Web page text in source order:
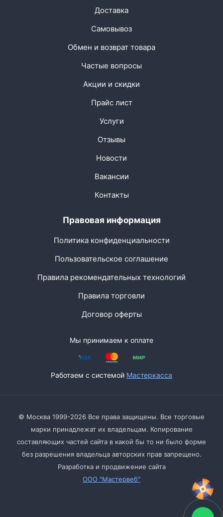
Доставка
Самовывоз
Обмен и возврат товара
Частые вопросы
Акции и скидки
Прайс лист
Услуги
Отзывы
Новости
Вакансии
Контакты
Правовая информация
Политика конфиденциальности
Пользовательское соглашение
Правила рекомендательных технологий
Правила торговли
Договор оферты
Мы принимаем к оплате
Работаем с системой Мастеркасса
© Москва 1999-2026 Все права защищены. Все торговые
марки принадлежат их владельцам. Копирование
составляющих частей сайта в какой бы то ни было форме
без разрешения владельца авторских прав запрещено.
Разработка и продвижение сайта
ООО "Мастервеб"